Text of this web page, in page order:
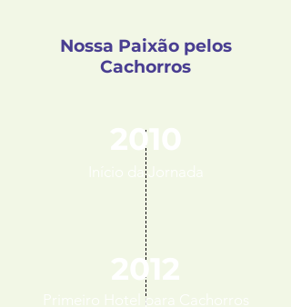
Nossa Paixão pelos
Cachorros
2010
Início da Jornada
2012
Primeiro Hotel para Cachorros